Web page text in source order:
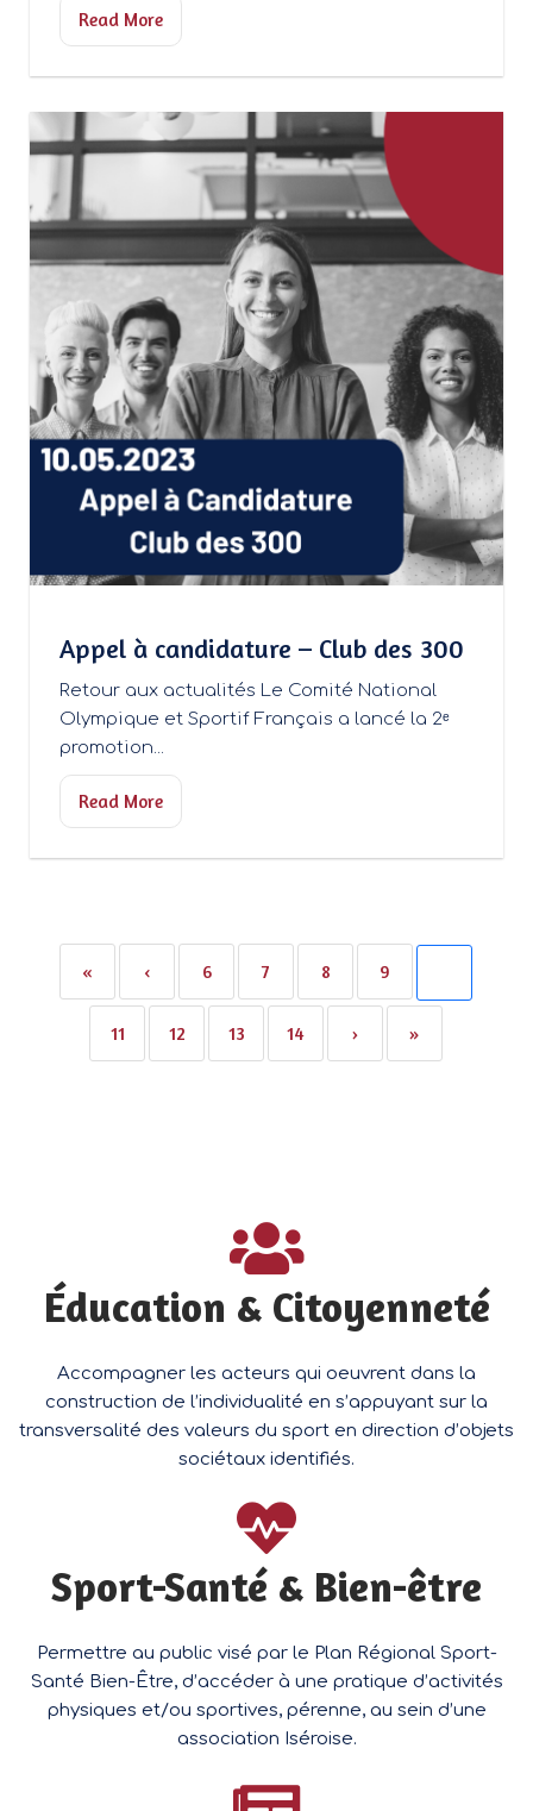
Read More
Appel à candidature – Club des 300
Retour aux actualités Le Comité National
Olympique et Sportif Français a lancé la 2ᵉ
promotion...
Read More
« ‹ 6 7 8 9
11 12 13 14 › »
Éducation & Citoyenneté
Accompagner les acteurs qui oeuvrent dans la
construction de l’individualité en s’appuyant sur la
transversalité des valeurs du sport en direction d’objets
sociétaux identifiés.
Sport-Santé & Bien-être
Permettre au public visé par le Plan Régional Sport-
Santé Bien-Être, d’accéder à une pratique d’activités
physiques et/ou sportives, pérenne, au sein d’une
association Iséroise.